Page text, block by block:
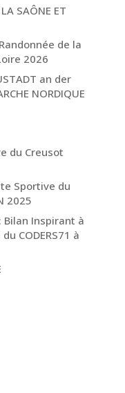
SAÔNE ET
de la
2026
an der
NORDIQUE
du Creusot
Sportive du
2025
Bilan Inspirant à
CODERS71 à